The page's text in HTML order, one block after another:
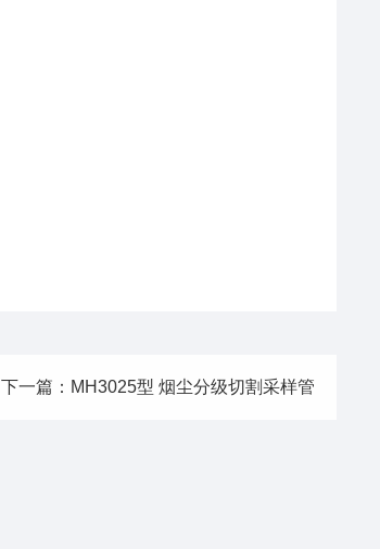
下一篇：MH3025型 烟尘分级切割采样管